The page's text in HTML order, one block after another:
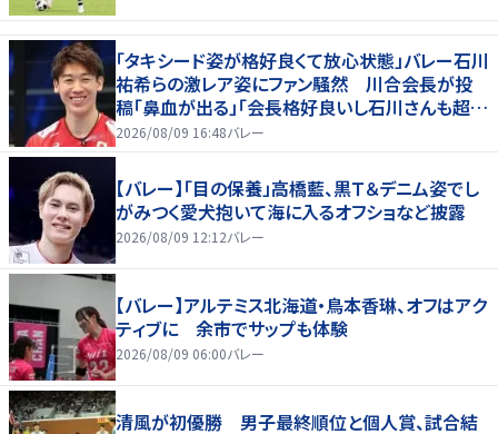
「タキシード姿が格好良くて放心状態」バレー石川
祐希らの激レア姿にファン騒然 川合会長が投
稿「鼻血が出る」「会長格好良いし石川さんも超格
好いい」
2026/08/09 16:48バレー
【バレー】「目の保養」高橋藍、黒Ｔ＆デニム姿でし
がみつく愛犬抱いて海に入るオフショなど披露
2026/08/09 12:12バレー
【バレー】アルテミス北海道・鳥本香琳、オフはアク
ティブに 余市でサップも体験
2026/08/09 06:00バレー
清風が初優勝 男子最終順位と個人賞、試合結